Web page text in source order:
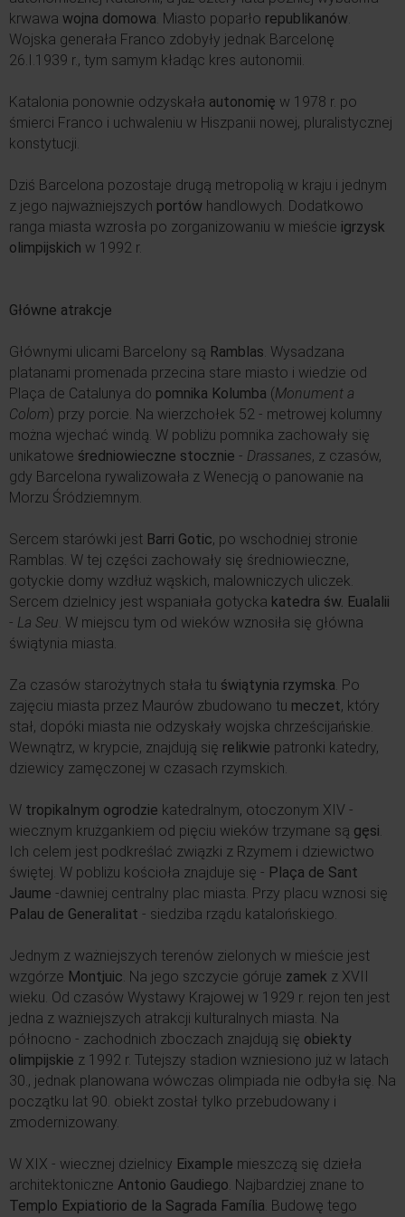
krwawa wojna domowa. Miasto poparło republikanów.
Wojska generała Franco zdobyły jednak Barcelonę
26.I.1939 r., tym samym kładąc kres autonomii.
Katalonia ponownie odzyskała autonomię w 1978 r. po
śmierci Franco i uchwaleniu w Hiszpanii nowej, pluralistycznej
konstytucji.
Dziś Barcelona pozostaje drugą metropolią w kraju i jednym
z jego najważniejszych portów handlowych. Dodatkowo
ranga miasta wzrosła po zorganizowaniu w mieście igrzysk
olimpijskich w 1992 r.
Główne atrakcje
Głównymi ulicami Barcelony są Ramblas. Wysadzana
platanami promenada przecina stare miasto i wiedzie od
Plaça de Catalunya do pomnika Kolumba (Monument a
Colom) przy porcie. Na wierzchołek 52 - metrowej kolumny
można wjechać windą. W pobliżu pomnika zachowały się
unikatowe średniowieczne stocznie - Drassanes, z czasów,
gdy Barcelona rywalizowała z Wenecją o panowanie na
Morzu Śródziemnym.
Sercem starówki jest Barri Gotic, po wschodniej stronie
Ramblas. W tej części zachowały się średniowieczne,
gotyckie domy wzdłuż wąskich, malowniczych uliczek.
Sercem dzielnicy jest wspaniała gotycka katedra św. Eualalii
- La Seu. W miejscu tym od wieków wznosiła się główna
świątynia miasta.
Za czasów starożytnych stała tu świątynia rzymska. Po
zajęciu miasta przez Maurów zbudowano tu meczet, który
stał, dopóki miasta nie odzyskały wojska chrześcijańskie.
Wewnątrz, w krypcie, znajdują się relikwie patronki katedry,
dziewicy zamęczonej w czasach rzymskich.
W tropikalnym ogrodzie katedralnym, otoczonym XIV -
wiecznym krużgankiem od pięciu wieków trzymane są gęsi.
Ich celem jest podkreślać związki z Rzymem i dziewictwo
świętej. W pobliżu kościoła znajduje się - Plaça de Sant
Jaume -dawniej centralny plac miasta. Przy placu wznosi się
Palau de Generalitat - siedziba rządu katalońskiego.
Jednym z ważniejszych terenów zielonych w mieście jest
wzgórze Montjuic. Na jego szczycie góruje zamek z XVII
wieku. Od czasów Wystawy Krajowej w 1929 r. rejon ten jest
jedna z ważniejszych atrakcji kulturalnych miasta. Na
północno - zachodnich zboczach znajdują się obiekty
olimpijskie z 1992 r. Tutejszy stadion wzniesiono już w latach
30., jednak planowana wówczas olimpiada nie odbyła się. Na
początku lat 90. obiekt został tylko przebudowany i
zmodernizowany.
W XIX - wiecznej dzielnicy Eixample mieszczą się dzieła
architektoniczne Antonio Gaudiego. Najbardziej znane to
Templo Expiatiorio de la Sagrada Família. Budowę tego